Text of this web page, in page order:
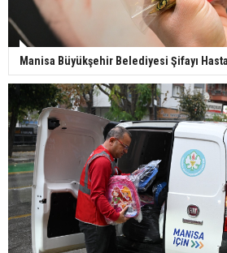
Manisa Büyükşehir Belediyesi Şifayı